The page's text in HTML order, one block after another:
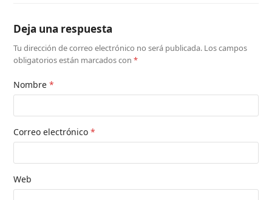
Deja una respuesta
Tu dirección de correo electrónico no será publicada. Los campos
obligatorios están marcados con*
Nombre*
Correo electrónico*
Web